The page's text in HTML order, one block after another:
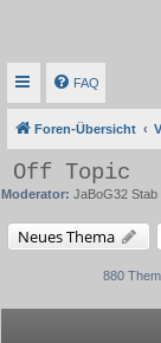
FAQ
Foren-Übersicht
Off Topic
Moderator: JaBoG32 Stab
Neues Thema
880